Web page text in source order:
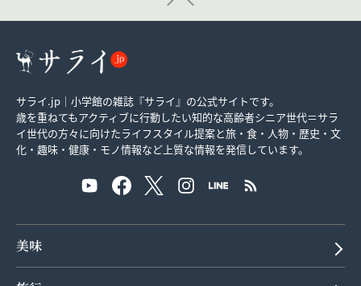
サライ.jp｜小学館の雑誌『サライ』の公式サイトです。
歳を重ねてもアクティブに行動したい知的な高齢者シニア世代＝サラ
イ世代の方々に向けたライフスタイル提案と旅・食・人物・歴史・文
化・趣味・健康・モノ情報など上質な情報を発信しています。
美味